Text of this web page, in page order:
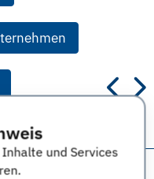
und Services